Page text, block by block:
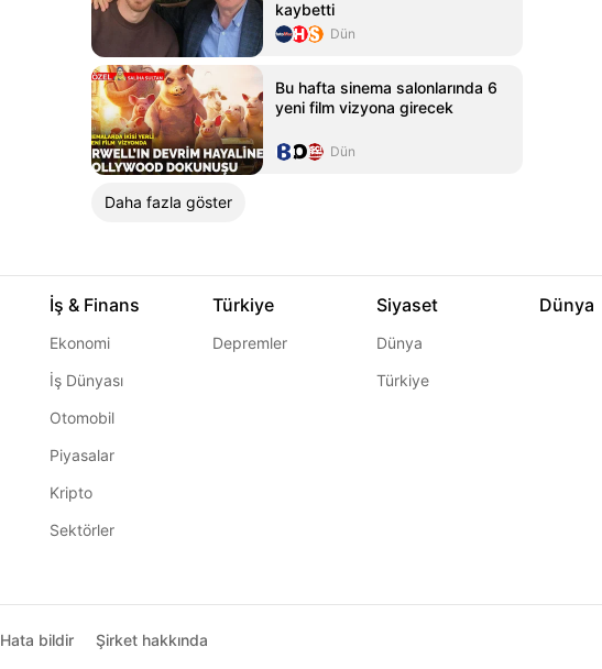
kaybetti
Dün
Bu hafta sinema salonlarında 6
yeni film vizyona girecek
Dün
Daha fazla göster
İş & Finans
Ekonomi
İş Dünyası
Otomobil
Piyasalar
Kripto
Sektörler
Türkiye
Depremler
Siyaset
Dünya
Türkiye
Dünya
Hata bildir Şirket hakkında